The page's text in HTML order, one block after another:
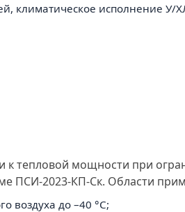
климатическое исполнение У/
к тепловой мощности при
ПСИ-2023-КП-Ск. Области
воздуха до –40 °С;